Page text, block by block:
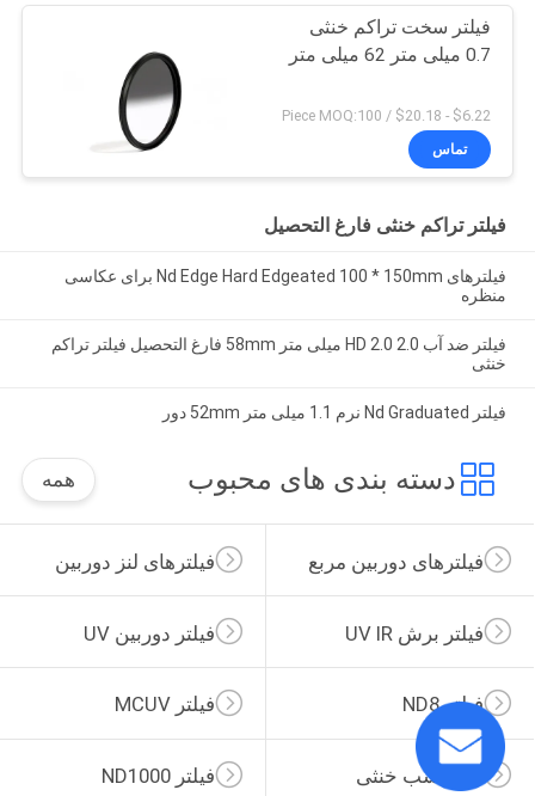
فیلتر سخت تراکم خنثی
0.7 میلی متر 62 میلی متر
$6.22 - $20.18 / Piece MOQ:100
تماس
فیلتر تراکم خنثی فارغ التحصیل
فیلترهای Nd Edge Hard Edgeated 100 * 150mm برای عکاسی
منظره
فیلتر ضد آب HD 2.0 2.0 میلی متر 58mm فارغ التحصیل فیلتر تراکم
خنثی
فیلتر Nd Graduated نرم 1.1 میلی متر 52mm دور
دسته بندی های محبوب همه
فیلترهای لنز دوربین فیلترهای دوربین مربع
فیلتر دوربین UV فیلتر برش UV IR
فیلتر MCUV فیلتر ND8
فیلتر ND1000 فیلتر شب خنثی